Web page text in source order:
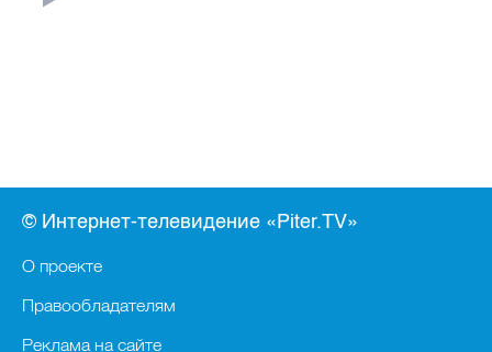
© Интернет-телевидение «Piter.TV»
О проекте
Правообладателям
Реклама на сайте